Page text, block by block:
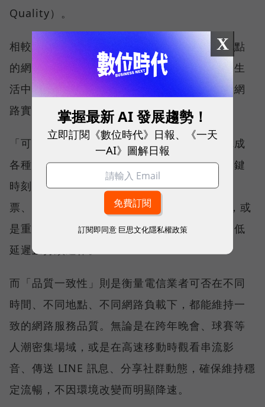
Quality）。
相較於傳統下載速度只反映單一時間、單一地點
的網路表現，這兩項指標更重視使用者在真實生
活中的整體體驗，因此也是最能反映電信業者網
路實力、最難取得的獎項。
「可靠性體驗」衡量的是使用者是否能順利完成
各種數位應用，因此，考驗的是網路服務在關鍵
時刻不中斷的能力。例如，搶購熱門演唱會門
票、秒殺限量商品、超商結帳掃描 QR Code，或
是重要的線上會議，都需要網路能即時回應、低
延遲且持續運作。
而「品質一致性」則是衡量電信業者可否在不同
時間、不同地點、不同網路負載下，都能維持一
致的網路服務品質。無論是在跨年晚會、球賽等
人潮密集場域，或是在高速移動時觀看串流影
音、傳送 LINE 訊息、分享社群動態，確保維持穩
定流暢，不因環境改變而明顯降速。
X
掌握最新 AI 發展趨勢！
立即訂閱《數位時代》日報、《一天
一AI》圖解日報
訂閱即同意 巨思文化隱私權政策